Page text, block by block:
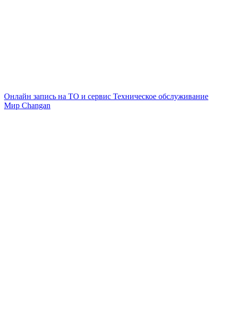
Онлайн запись на ТО и сервис Техническое обслуживание
Мир Changan